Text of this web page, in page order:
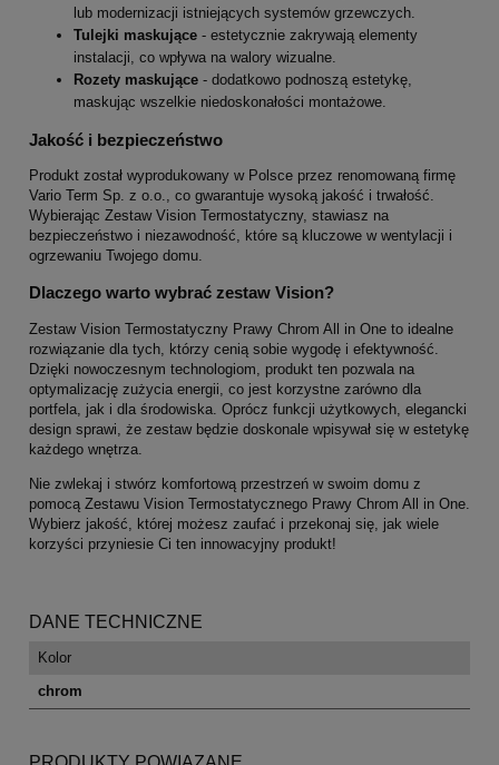
lub modernizacji istniejących systemów grzewczych.
Tulejki maskujące - estetycznie zakrywają elementy
instalacji, co wpływa na walory wizualne.
Rozety maskujące - dodatkowo podnoszą estetykę,
maskując wszelkie niedoskonałości montażowe.
Jakość i bezpieczeństwo
Produkt został wyprodukowany w Polsce przez renomowaną firmę
Vario Term Sp. z o.o., co gwarantuje wysoką jakość i trwałość.
Wybierając Zestaw Vision Termostatyczny, stawiasz na
bezpieczeństwo i niezawodność, które są kluczowe w wentylacji i
ogrzewaniu Twojego domu.
Dlaczego warto wybrać zestaw Vision?
Zestaw Vision Termostatyczny Prawy Chrom All in One to idealne
rozwiązanie dla tych, którzy cenią sobie wygodę i efektywność.
Dzięki nowoczesnym technologiom, produkt ten pozwala na
optymalizację zużycia energii, co jest korzystne zarówno dla
portfela, jak i dla środowiska. Oprócz funkcji użytkowych, elegancki
design sprawi, że zestaw będzie doskonale wpisywał się w estetykę
każdego wnętrza.
Nie zwlekaj i stwórz komfortową przestrzeń w swoim domu z
pomocą Zestawu Vision Termostatycznego Prawy Chrom All in One.
Wybierz jakość, której możesz zaufać i przekonaj się, jak wiele
korzyści przyniesie Ci ten innowacyjny produkt!
DANE TECHNICZNE
Kolor
chrom